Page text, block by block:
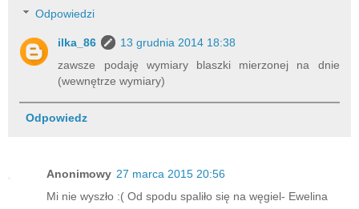
Odpowiedzi
ilka_86
13 grudnia 2014 18:38
zawsze podaję wymiary blaszki mierzonej na dnie
(wewnętrze wymiary)
Odpowiedz
Anonimowy 27 marca 2015 20:56
Mi nie wyszło :( Od spodu spaliło się na węgiel- Ewelina